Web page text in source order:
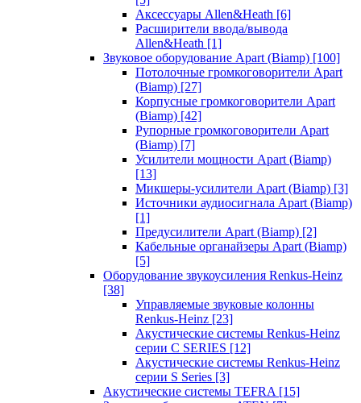
Аксессуары Allen&Heath [6]
Расширители ввода/вывода
Allen&Heath [1]
Звуковое оборудование Apart (Biamp) [100]
Потолочные громкоговорители Apart
(Biamp) [27]
Корпусные громкоговорители Apart
(Biamp) [42]
Рупорные громкоговорители Apart
(Biamp) [7]
Усилители мощности Apart (Biamp)
[13]
Микшеры-усилители Apart (Biamp) [3]
Источники аудиосигнала Apart (Biamp)
[1]
Предусилители Apart (Biamp) [2]
Кабельные органайзеры Apart (Biamp)
[5]
Оборудование звукоусиления Renkus-Heinz
[38]
Управляемые звуковые колонны
Renkus-Heinz [23]
Акустические системы Renkus-Heinz
серии C SERIES [12]
Акустические системы Renkus-Heinz
серии S Series [3]
Акустические системы TEFRA [15]